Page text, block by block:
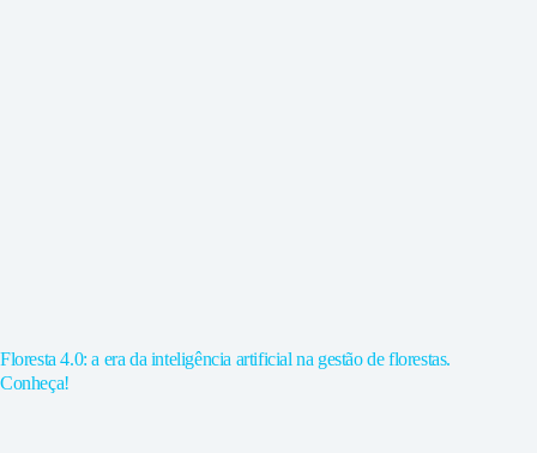
Floresta 4.0: a era da inteligência artificial na gestão de florestas.
Conheça!